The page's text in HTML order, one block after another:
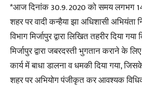
*आज दिनांक 30.9. 2020 को समय लगभग
शहर पर वादी कन्हैया झा अधिशासी अभियंता
विभाग मिर्जापुर द्वारा लिखित तहरीर दिया
मिर्जापुर द्वारा जबरदस्ती भुगतान कराने के
कार्य में बाधा डालना व धमकी दिया गया,
शहर पर अभियोग पंजीकृत कर आवश्यक विधिक